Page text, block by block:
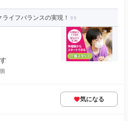
イフバランスの実現！
気になる